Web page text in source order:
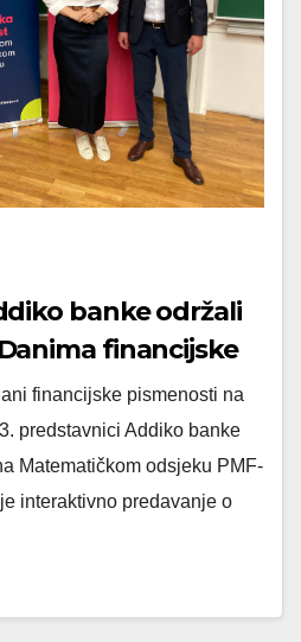
banke održali
financijske
u
financijske pismenosti na
predstavnici Addiko banke
Matematičkom odsjeku PMF-
interaktivno predavanje o